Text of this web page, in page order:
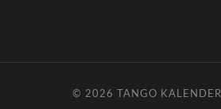
© 2026 TANGO KALENDER